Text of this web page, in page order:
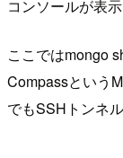
コンソールが表
ここではmongo
Compassという
でもSSHトンネ